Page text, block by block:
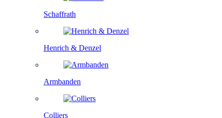
Schaffrath
Henrich & Denzel
Armbanden
Colliers